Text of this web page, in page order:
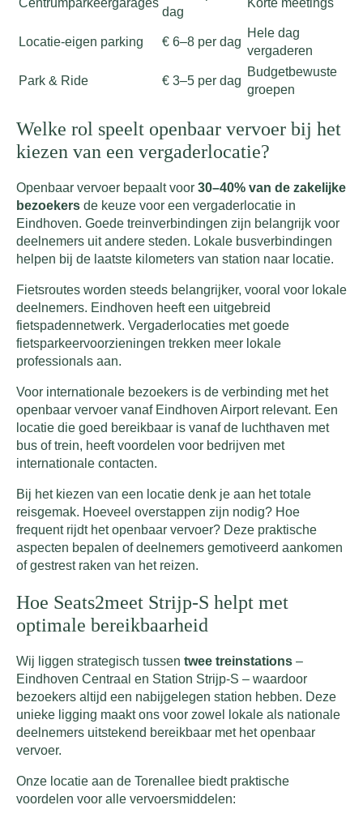
Centrumparkeergarages
dag
Korte meetings
Locatie-eigen parking € 6–8 per dag
Hele dag
vergaderen
Park & Ride € 3–5 per dag
Budgetbewuste
groepen
Welke rol speelt openbaar vervoer bij het
kiezen van een vergaderlocatie?
Openbaar vervoer bepaalt voor 30–40% van de zakelijke
bezoekers de keuze voor een vergaderlocatie in
Eindhoven. Goede treinverbindingen zijn belangrijk voor
deelnemers uit andere steden. Lokale busverbindingen
helpen bij de laatste kilometers van station naar locatie.
Fietsroutes worden steeds belangrijker, vooral voor lokale
deelnemers. Eindhoven heeft een uitgebreid
fietspadennetwerk. Vergaderlocaties met goede
fietsparkeervoorzieningen trekken meer lokale
professionals aan.
Voor internationale bezoekers is de verbinding met het
openbaar vervoer vanaf Eindhoven Airport relevant. Een
locatie die goed bereikbaar is vanaf de luchthaven met
bus of trein, heeft voordelen voor bedrijven met
internationale contacten.
Bij het kiezen van een locatie denk je aan het totale
reisgemak. Hoeveel overstappen zijn nodig? Hoe
frequent rijdt het openbaar vervoer? Deze praktische
aspecten bepalen of deelnemers gemotiveerd aankomen
of gestrest raken van het reizen.
Hoe Seats2meet Strijp-S helpt met
optimale bereikbaarheid
Wij liggen strategisch tussen twee treinstations –
Eindhoven Centraal en Station Strijp-S – waardoor
bezoekers altijd een nabijgelegen station hebben. Deze
unieke ligging maakt ons voor zowel lokale als nationale
deelnemers uitstekend bereikbaar met het openbaar
vervoer.
Onze locatie aan de Torenallee biedt praktische
voordelen voor alle vervoersmiddelen: